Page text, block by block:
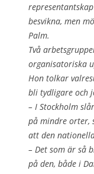
besvikna, men
Palm.
Två
organisatoriska
Hon tolkar
bli tydligare och
– I Stockholm
på mindre orter,
att den
– Det som är så
på den, både i